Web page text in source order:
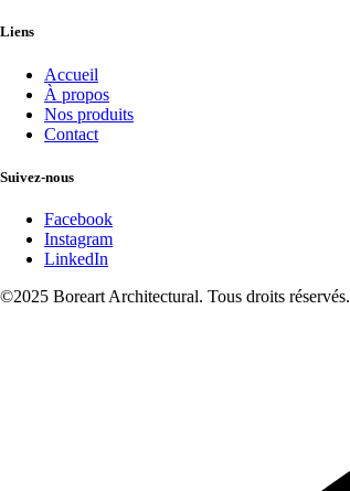
Liens
Accueil
À propos
Nos produits
Contact
Suivez-nous
Facebook
Instagram
LinkedIn
©2025 Boreart Architectural. Tous droits réservés.